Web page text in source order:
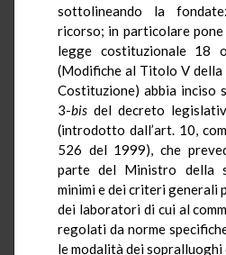
sottolineando la
ricorso; in particolare pone
legge costituzionale 18
(Modifiche al Titolo V della
Costituzione) abbia inciso
3-bis del decreto
(introdotto dall’art. 10,
526 del 1999), che
parte del Ministro della
minimi e dei criteri generali
dei laboratori di cui al
regolati da norme
le modalità dei sopralluoghi